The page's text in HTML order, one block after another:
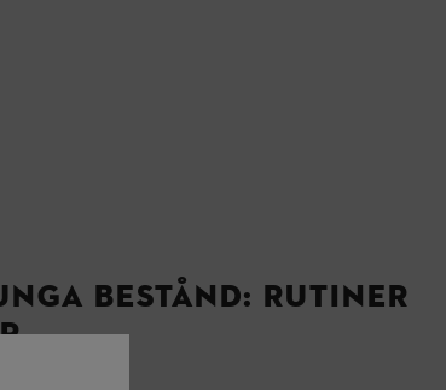
BESTÅND: RUTINER